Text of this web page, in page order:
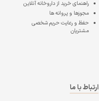
راهنمای خرید از داروخانه آنلاین
مجوزها و پروانه ها
حفظ و رعایت حریم شخصی
مشتریان
ارتباط با ما